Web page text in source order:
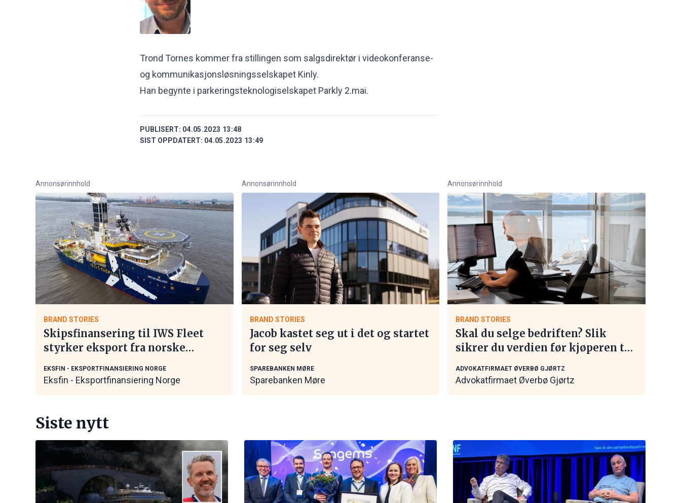
Trond Tornes kommer fra stillingen som salgsdirektør i videokonferanse-
og kommunikasjonsløsningsselskapet Kinly.
Han begynte i parkeringsteknologiselskapet Parkly 2.mai.
PUBLISERT: 04.05.2023 13:48
SIST OPPDATERT: 04.05.2023 13:49
Annonsørinnhold
BRAND STORIES
Skipsfinansering til IWS Fleet
styrker eksport fra norske
EKSFIN - EKSPORTFINANSIERING NORGE
Eksfin - Eksportfinansiering Norge
Annonsørinnhold
BRAND STORIES
Jacob kastet seg ut i det og startet
for seg selv
SPAREBANKEN MØRE
Sparebanken Møre
Annonsørinnhold
BRAND STORIES
Skal du selge bedriften? Slik
sikrer du verdien før kjøperen tar
ADVOKATFIRMAET ØVERBØ GJØRTZ
Advokatfirmaet Øverbø Gjørtz
Siste nytt